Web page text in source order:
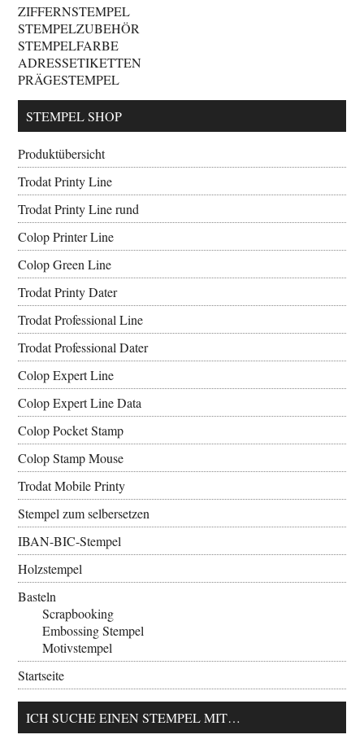
ZIFFERNSTEMPEL
STEMPELZUBEHÖR
STEMPELFARBE
ADRESSETIKETTEN
PRÄGESTEMPEL
STEMPEL SHOP
Produktübersicht
Trodat Printy Line
Trodat Printy Line rund
Colop Printer Line
Colop Green Line
Trodat Printy Dater
Trodat Professional Line
Trodat Professional Dater
Colop Expert Line
Colop Expert Line Data
Colop Pocket Stamp
Colop Stamp Mouse
Trodat Mobile Printy
Stempel zum selbersetzen
IBAN-BIC-Stempel
Holzstempel
Basteln
Scrapbooking
Embossing Stempel
Motivstempel
Startseite
ICH SUCHE EINEN STEMPEL MIT…